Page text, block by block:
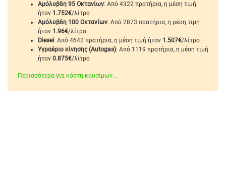
Αμόλυβδη 95 Οκτανίων: Από 4322 πρατήρια, η μέση τιμή
ήταν 1.752€/λίτρο
Αμόλυβδη 100 Οκτανίων: Από 2873 πρατήρια, η μέση τιμή
ήταν 1.96€/λίτρο
Diesel: Από 4642 πρατήρια, η μέση τιμή ήταν 1.507€/λίτρο
Υγραέριο κίνησης (Autogas): Από 1119 πρατήρια, η μέση τιμή
ήταν 0.875€/λίτρο
Περισσότερα για κόστη καυσίμων...